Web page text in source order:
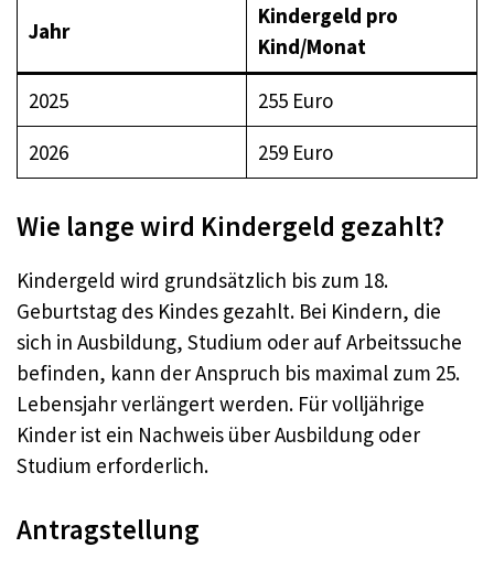
Jahr
Kindergeld pro
Kind/Monat
2025
255 Euro
2026
259 Euro
Wie lange wird Kindergeld gezahlt?
Kindergeld wird grundsätzlich bis zum 18.
Geburtstag des Kindes gezahlt. Bei Kindern, die
sich in Ausbildung, Studium oder auf Arbeitssuche
befinden, kann der Anspruch bis maximal zum 25.
Lebensjahr verlängert werden. Für volljährige
Kinder ist ein Nachweis über Ausbildung oder
Studium erforderlich.
Antragstellung